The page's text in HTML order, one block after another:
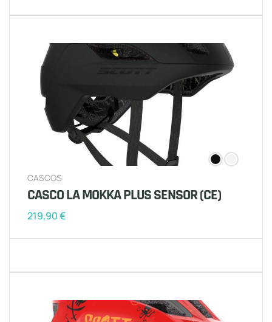
CASCOS
CASCO LA MOKKA PLUS SENSOR (CE)
219,90€